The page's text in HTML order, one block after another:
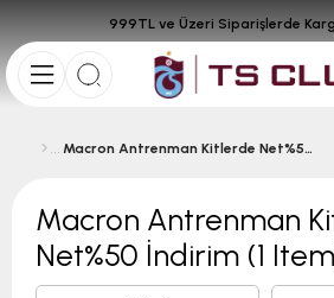
999TL ve Üzeri Siparişlerde
Macron Antrenman Kitlerde Net%50 İndirim
Macron Antrenman
Net%50 İndirim (1